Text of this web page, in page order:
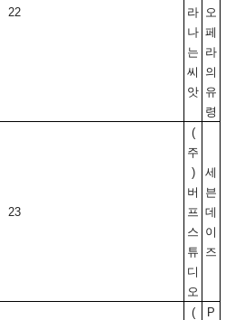
22
라
나
는
씨
앗
오
페
라
의
유
령
23
(
주
)
버
프
스
튜
디
오
세
븐
데
이
즈
(
P